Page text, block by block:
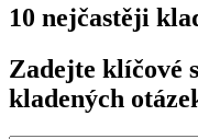
10 nejčastěji
Zadejte klíčové
kladených